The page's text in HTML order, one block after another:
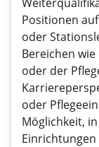
Positionen
oder
Bereichen
oder der
oder
Möglichkeit,
Einrichtungen